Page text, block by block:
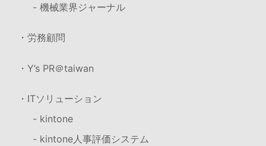
- 機械業界ジャーナル
・労務顧問
・Y’s PR＠taiwan
・ITソリューション
- kintone
- kintone人事評価システム